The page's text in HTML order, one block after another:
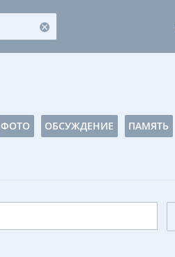
ФОТО ОБСУЖДЕНИЕ ПАМЯТЬ